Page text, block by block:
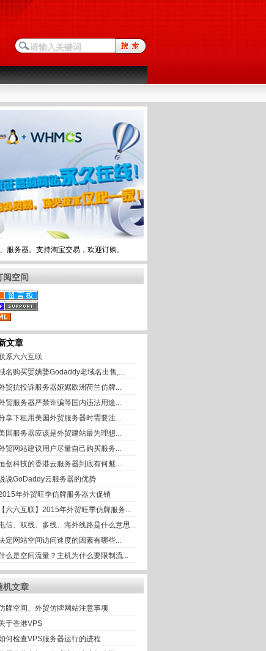
服务器。支持淘宝交易，欢迎订购。
阅空间
文章
系六六互联
名购买婯婰婱Godaddy老域名出售,...
贸抗投诉服务器娅婮欧洲荷兰仿牌...
贸服务器严禁诈骗等国内违法用途...
享下租用美国外贸服务器时需要注...
国服务器应该是外贸建站最为理想...
贸网站建议用户尽量自己购买服务...
创科技的香港云服务器到底有何魅...
说GoDaddy云服务器的优势
年外贸旺季仿牌服务器大促销
【六六互联】2015年外贸旺季仿牌服务...
信、双线、多线、海外线路是什么意思...
定网站空间访问速度的因素有哪些...
么是空间流量？主机为什么要限制流...
机文章
牌空间、外贸仿牌网站注意事项
于香港VPS
何检查VPS服务器运行的进程